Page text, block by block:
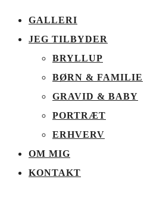
GALLERI
JEG TILBYDER
BRYLLUP
BØRN & FAMILIE
GRAVID & BABY
PORTRÆT
ERHVERV
OM MIG
KONTAKT